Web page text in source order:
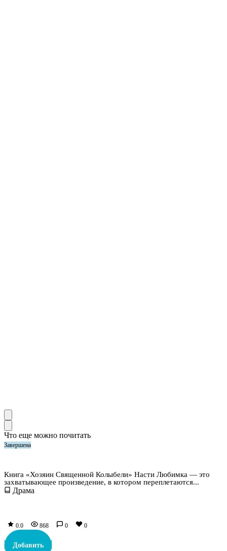
Что еще можно почитать
Завершена
Книга «Хозяин Священной Колыбели» Насти Любимка — это
захватывающее произведение, в котором переплетаются...
Драма
0.0 868 0 0
Добавить